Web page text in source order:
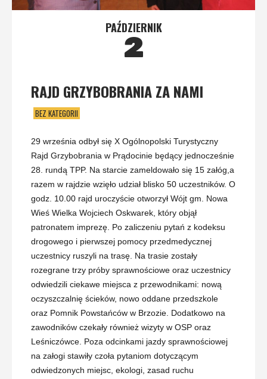
PAŹDZIERNIK
2
RAJD GRZYBOBRANIA ZA NAMI
BEZ KATEGORII
29 września odbył się X Ogólnopolski Turystyczny
Rajd Grzybobrania w Prądocinie będący jednocześnie
28. rundą TPP. Na starcie zameldowało się 15 załóg,a
razem w rajdzie wzięło udział blisko 50 uczestników. O
godz. 10.00 rajd uroczyście otworzył Wójt gm. Nowa
Wieś Wielka Wojciech Oskwarek, który objął
patronatem imprezę. Po zaliczeniu pytań z kodeksu
drogowego i pierwszej pomocy przedmedycznej
uczestnicy ruszyli na trasę. Na trasie zostały
rozegrane trzy próby sprawnościowe oraz uczestnicy
odwiedzili ciekawe miejsca z przewodnikami: nową
oczyszczalnię ścieków, nowo oddane przedszkole
oraz Pomnik Powstańców w Brzozie. Dodatkowo na
zawodników czekały również wizyty w OSP oraz
Leśniczówce. Poza odcinkami jazdy sprawnościowej
na załogi stawiły czoła pytaniom dotyczącym
odwiedzonych miejsc, ekologi, zasad ruchu